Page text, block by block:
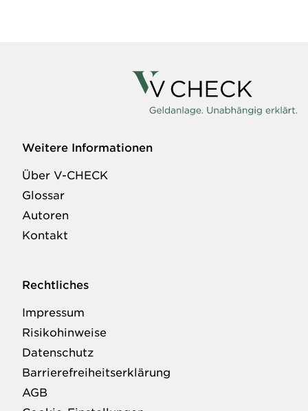
Weitere Informationen
Über V-CHECK
Glossar
Autoren
Kontakt
Rechtliches
Impressum
Risikohinweise
Datenschutz
Barrierefreiheitserklärung
AGB